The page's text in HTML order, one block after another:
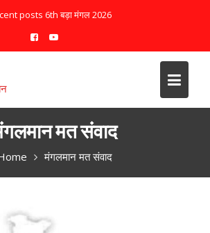
posts 6th बड़ा मंगल 2026
मत संवाद
मंगलमान मत संवाद